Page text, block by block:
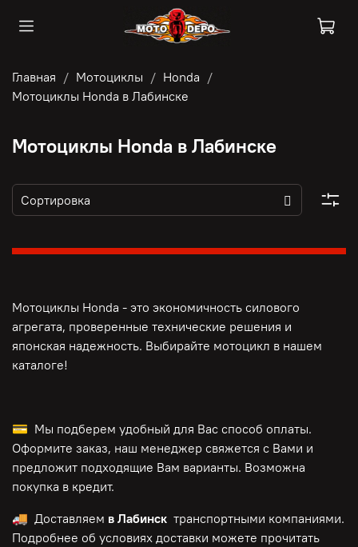
Главная Мотоциклы
Honda
Мотоциклы Honda в Лабинске
Мотоциклы Honda в Лабинске
Мотоциклы Honda - это экономичность силового
агрегата, проверенные технические решения и
японская надежность. Выбирайте мотоцикл в нашем
каталоге!
💳 Мы подберем удобный для Вас способ оплаты.
Оформите заказ, наш менеджер свяжется с Вами и
предложит подходящие Вам варианты. Возможна
покупка в кредит.
🚚 Доставляем в Лабинск транспортными компаниями.
Подробнее об условиях доставки можете прочитать